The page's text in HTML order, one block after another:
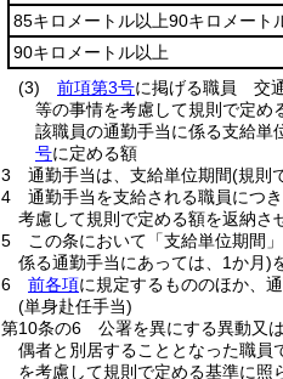
85キロメートル以上90キロメート
90キロメートル以上
(3)
前項第3号に掲げる職員 交
等の事情を考慮して規則で定め
該職員の通勤手当に係る支給単
号に定める額
3
通勤手当は、支給単位期間(規則
4
通勤手当を支給される職員につ
考慮して規則で定める額を返納さ
5
この条において「支給単位期間
係る通勤手当にあっては、1か月)
6
前各項に規定するもののほか、
(単身赴任手当)
第10条の6
公署を異にする異動又
偶者と別居することとなった職員
を考慮して規則で定める基準に照